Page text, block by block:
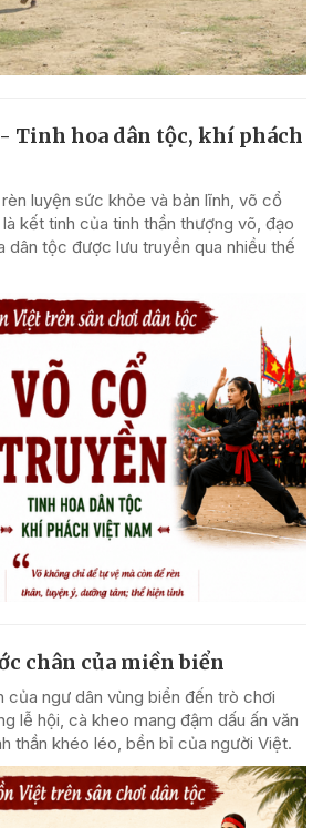
Tinh hoa dân tộc, khí phách
luyện sức khỏe và bản lĩnh, võ cổ
kết tinh của tinh thần thượng võ, đạo
dân tộc được lưu truyền qua nhiều thế
chân của miền biển
của ngư dân vùng biển đến trò chơi
lễ hội, cà kheo mang đậm dấu ấn văn
thần khéo léo, bền bỉ của người Việt.